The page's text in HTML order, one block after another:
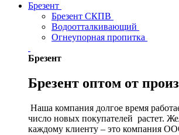
Брезент
Брезент СКПВ
Водоотталкивающий
Огнеупорная пропитка
Брезент
Брезент оптом от
Наша компания долгое время
число новых покупателей растет.
каждому клиенту – это компания